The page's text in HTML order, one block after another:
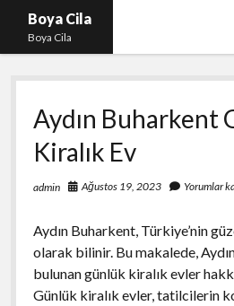
Boya Cila
Boya Cila
En İyi Tiktok Takipçi Hilesi
Liste
Parasız Instagram Türk Takipçi
Sayfa Listesi
Aydın Buharkent
Kiralık Ev
admin Ağustos 19, 2023 Yorumlar
Aydın Buharkent, Türkiye’nin
olarak bilinir. Bu makalede,
bulunan günlük kiralık evler
Günlük kiralık evler, tatilcilerin